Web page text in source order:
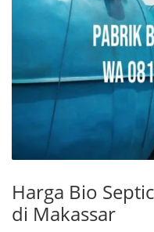
Harga Bio
di Makassar